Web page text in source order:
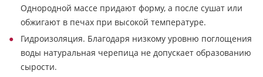
Однородной массе придают форму, а после сушат или
обжигают в печах при высокой температуре.
Гидроизоляция. Благодаря низкому уровню поглощения
воды натуральная черепица не допускает образованию
сырости.